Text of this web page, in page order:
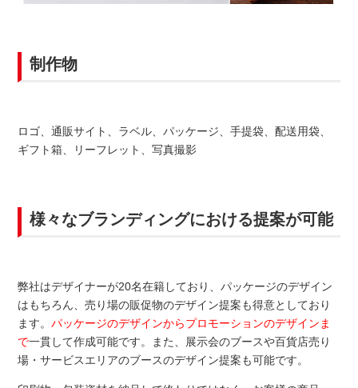
制作物
ロゴ、通販サイト、ラベル、パッケージ、手提袋、配送用袋、
ギフト箱、リーフレット、写真撮影
様々なブランディングにおける提案が可能
弊社はデザイナーが20名在籍しており、パッケージのデザイン
はもちろん、売り場の販促物のデザイン提案も得意としており
ます。パッケージのデザインからプロモーションのデザインま
で一貫して作成可能です。また、展示会のブースや百貨店売り
場・サービスエリアのブースのデザイン提案も可能です。